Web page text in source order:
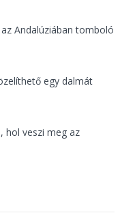
Andalúziában tomboló
egy dalmát
hol veszi meg az